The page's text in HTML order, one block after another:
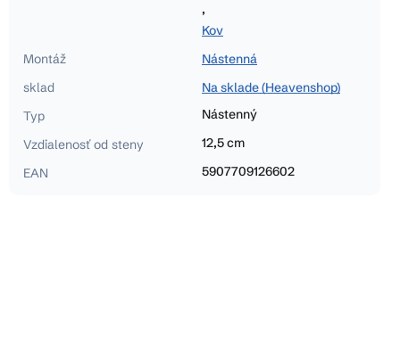
,
Kov
Montáž
Nástenná
sklad
Na sklade (Heavenshop)
Typ
Nástenný
Vzdialenosť od steny
12,5 cm
EAN
5907709126602